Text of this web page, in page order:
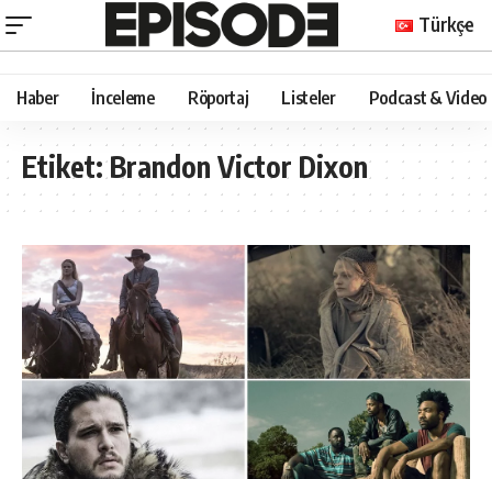
Türkçe
Haber İnceleme Röportaj Listeler Podcast & Video
Etiket:Brandon Victor Dixon